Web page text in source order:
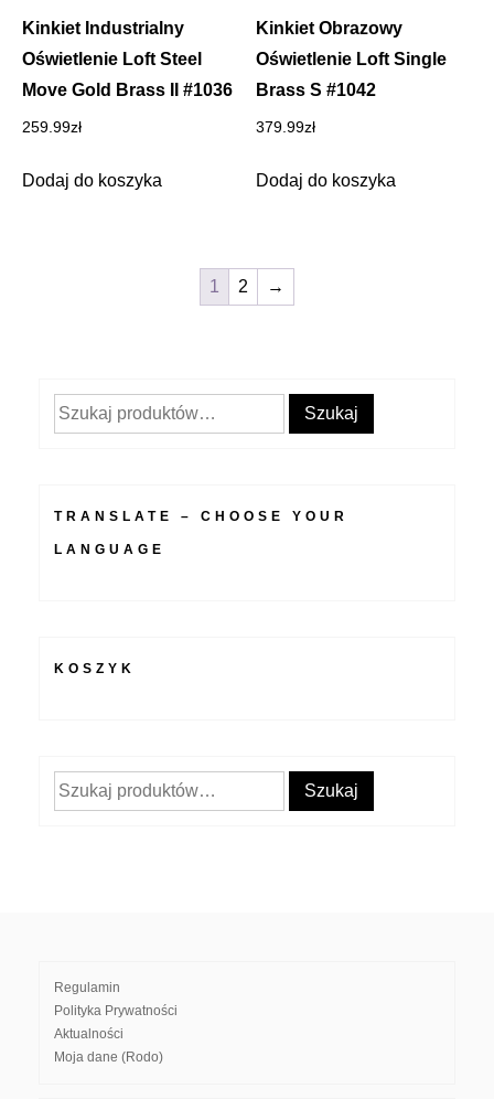
Kinkiet Industrialny
Oświetlenie Loft Steel
Move Gold Brass II #1036
259.99zł
Dodaj do koszyka
Kinkiet Obrazowy
Oświetlenie Loft Single
Brass S #1042
379.99zł
Dodaj do koszyka
1 2 →
Szukaj: Szukaj
TRANSLATE – CHOOSE YOUR
LANGUAGE
KOSZYK
Szukaj: Szukaj
Regulamin
Polityka Prywatności
Aktualności
Moja dane (Rodo)